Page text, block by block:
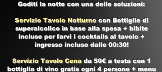
Goditi la notte con una delle soluzioni:
Servizio Tavolo Notturnocon Bottiglie di
superalcolico in base alla spesa + bibite
incluse per farvi i cocktails al tavolo +
ingresso incluso dalle 00:30!
Servizio Tavolo Cenada 50€ a testa con 1
bottiglia di vino gratis ogni 4 persone + menu